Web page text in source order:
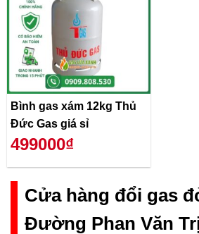
Bình gas xám 12kg Thủ
Đức Gas giá sỉ
499000₫
Cửa hàng đổi gas
Đường Phan Văn